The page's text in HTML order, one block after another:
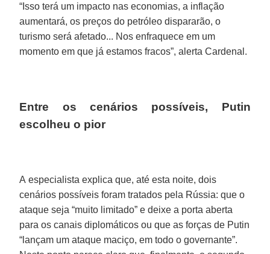
“Isso terá um impacto nas economias, a inflação
aumentará, os preços do petróleo dispararão, o
turismo será afetado... Nos enfraquece em um
momento em que já estamos fracos”, alerta Cardenal.
Entre os cenários possíveis, Putin
escolheu o pior
A especialista explica que, até esta noite, dois
cenários possíveis foram tratados pela Rússia: que o
ataque seja “muito limitado” e deixe a porta aberta
para os canais diplomáticos ou que as forças de Putin
“lançam um ataque maciço, em todo o governante”.